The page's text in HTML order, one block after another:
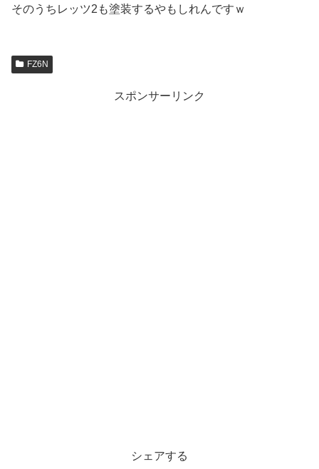
そのうちレッツ2も塗装するやもしれんですｗ
FZ6N
スポンサーリンク
シェアする